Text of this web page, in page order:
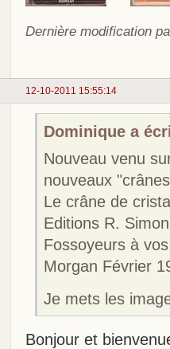
Dernière modification
12-10-2011 15:55:14
Dominique a
Nouveau venu
nouveaux
Le crâne de
Editions R.
Fossoyeurs à
Morgan Février
Je mets les
Bonjour et